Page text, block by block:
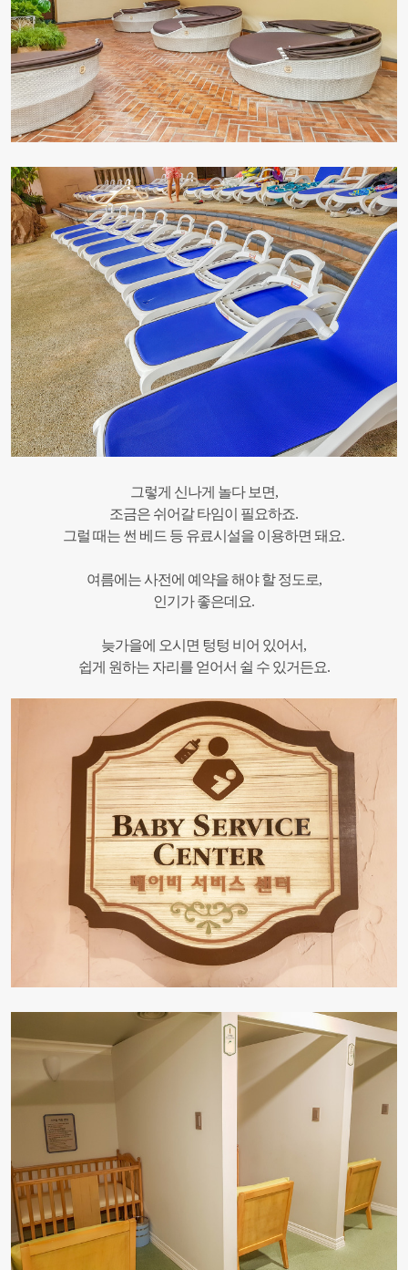
그렇게 신나게 놀다 보면,
조금은 쉬어갈 타임이 필요하죠.
그럴 때는 썬 베드 등 유료시설을 이용하면 돼요.
여름에는 사전에 예약을 해야 할 정도로,
인기가 좋은데요.
늦가을에 오시면 텅텅 비어 있어서,
쉽게 원하는 자리를 얻어서 쉴 수 있거든요.